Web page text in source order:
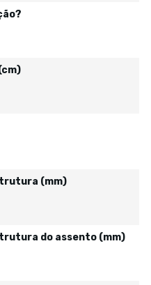
(mm)
do assento (mm)